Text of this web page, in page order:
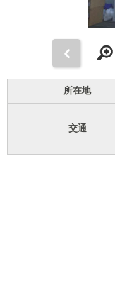
所在地
交通